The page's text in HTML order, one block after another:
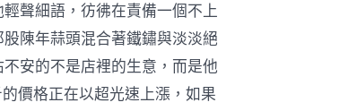
聲細語，彷彿在責備一個不上
陳年蒜頭混合著鐵鏽與淡淡絕
安的不是店裡的生意，而是他
價格正在以超光速上漲，如果